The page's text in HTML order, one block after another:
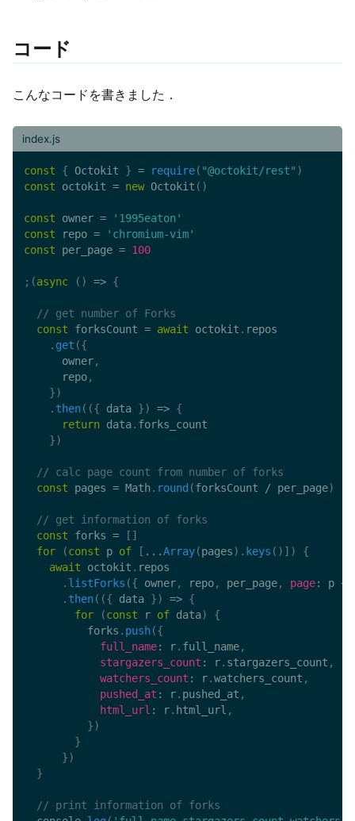
コード
こんなコードを書きました．
index.js
const { Octokit } = require( "@octokit/rest" )
const octokit = new Octokit ( )
const owner =
'1995eaton'
const repo =
'chromium-vim'
const per_page = 100
; (async ( ) => {
// get number of Forks
const forksCount = await octokit . repos
. get ({
      owner
,
      repo
,
})
. then( ({ data }) => {
return data. forks_count
})
// calc page count from number of forks
const pages = Math. round (forksCount / per_page)
// get information of forks
const forks = [ ]
for
(const p of [ ...Array(pages) . keys ( ) ] )
{
await octokit . repos
. listForks ({ owner, repo, per_page, page: p +
. then( ({ data }) => {
for
(const r of data)
{
          forks
. push({
full_name: r. full_name,
stargazers_count : r. stargazers_count ,
watchers_count : r.watchers_count ,
pushed_at : r. pushed_at ,
html_url : r. html_url ,
})
}
})
}
// print information of forks